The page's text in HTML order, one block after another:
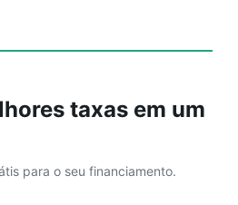
taxas em um
para o seu financiamento.